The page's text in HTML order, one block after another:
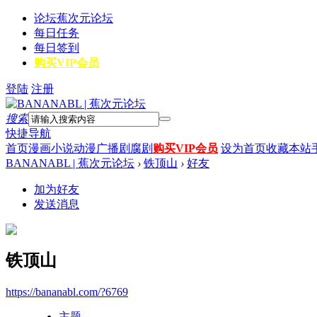
论坛蕉次元论坛
每日任务
每日签到
购买VIP会员
登陆 注册
搜索
快捷导航
首页漫画小说动漫广播剧 腐剧 购买VIP会员 设为首页收藏本站
BANANABL | 蕉次元论坛 › 铁顶山 › 好友
加为好友
发送消息
铁顶山
https://bananabl.com/?6769